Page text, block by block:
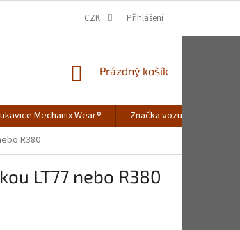
CZK Přihlášení
NÁKUPNÍ
Prázdný košík
Mechanix Wear® Značka vozu
R380
LT77 nebo R380